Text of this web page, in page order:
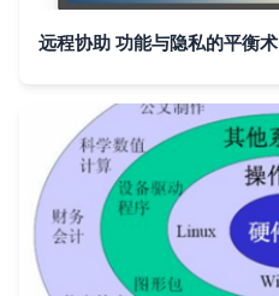
远程协助 功能与隐私的平衡术